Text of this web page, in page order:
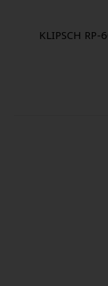
KLIPSCH